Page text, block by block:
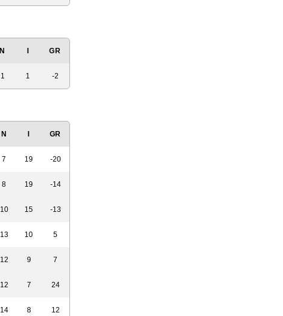
N GR
1 1 -2
N GR
7 19 -20
8 19 -14
10 15 -13
13 10 5
12 9 7
12 7 24
14 8 12